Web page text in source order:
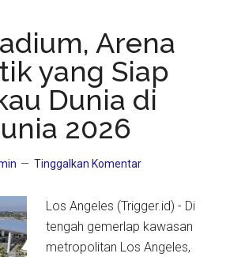
Arena
yang Siap
Dunia di
2026
Tinggalkan Komentar
Los Angeles (Trigger.id) - Di
tengah gemerlap kawasan
metropolitan Los Angeles,